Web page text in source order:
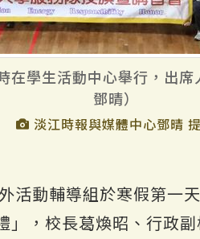
學生活動中心舉行，出
鄧晴）
淡江時報與媒體中心鄧晴
活動輔導組於寒假第一
，校長葛煥昭、行政